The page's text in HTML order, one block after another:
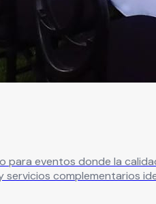
para eventos donde la
complementarios